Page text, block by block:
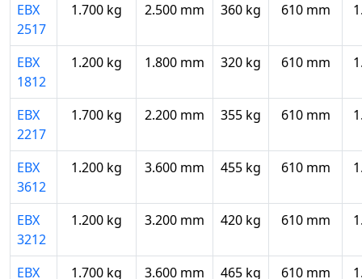
EBX
2517
1.700 kg 2.500 mm 360 kg 610 mm
EBX
1812
1.200 kg 1.800 mm 320 kg 610 mm
EBX
2217
1.700 kg 2.200 mm 355 kg 610 mm
EBX
3612
1.200 kg 3.600 mm 455 kg 610 mm
EBX
3212
1.200 kg 3.200 mm 420 kg 610 mm
EBX
1.700 kg 3.600 mm 465 kg 610 mm